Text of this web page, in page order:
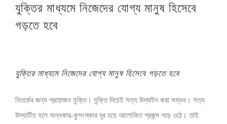
Larger
Image
যুক্তির মাধ্যমে নিজেদের যোগ্য মানুষ হিসেবে
গড়তে হবে
যুক্তির মাধ্যমে নিজেদের যোগ্য মানুষ হিসেবে গড়তে হবে
বিতর্কের জন্য প্রয়োজন যুক্তি। যুক্তি দিয়েই সত্য উদ্‌ঘাটন করা সম্ভব। সত্য
উদ্‌ঘাটিত হলে অন্ধকার-কুসংস্কার দূর হয়ে আলোকিত প্রজন্ম গড়ে ওঠে। তাই